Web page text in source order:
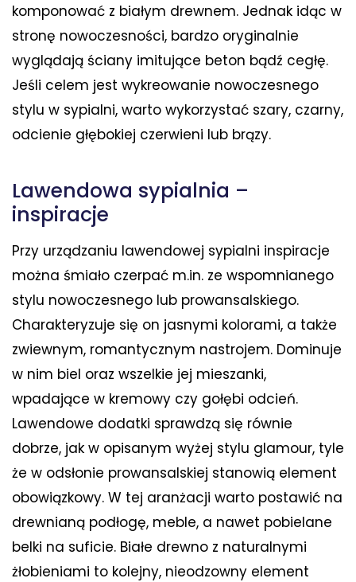
komponować z białym drewnem. Jednak idąc w
stronę nowoczesności, bardzo oryginalnie
wyglądają ściany imitujące beton bądź cegłę.
Jeśli celem jest wykreowanie nowoczesnego
stylu w sypialni, warto wykorzystać szary, czarny,
odcienie głębokiej czerwieni lub brązy.
Lawendowa sypialnia –
inspiracje
Przy urządzaniu lawendowej sypialni inspiracje
można śmiało czerpać m.in. ze wspomnianego
stylu nowoczesnego lub prowansalskiego.
Charakteryzuje się on jasnymi kolorami, a także
zwiewnym, romantycznym nastrojem. Dominuje
w nim biel oraz wszelkie jej mieszanki,
wpadające w kremowy czy gołębi odcień.
Lawendowe dodatki sprawdzą się równie
dobrze, jak w opisanym wyżej stylu glamour, tyle
że w odsłonie prowansalskiej stanowią element
obowiązkowy. W tej aranżacji warto postawić na
drewnianą podłogę, meble, a nawet pobielane
belki na suficie. Białe drewno z naturalnymi
żłobieniami to kolejny, nieodzowny element